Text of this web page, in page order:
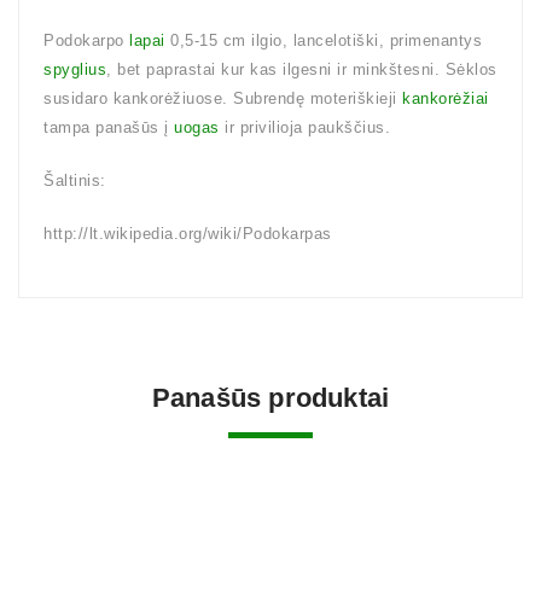
Podokarpo lapai 0,5-15 cm ilgio, lancelotiški, primenantys
spyglius, bet paprastai kur kas ilgesni ir minkštesni. Sėklos
susidaro kankorėžiuose. Subrendę moteriškieji kankorėžiai
tampa panašūs į uogas ir privilioja paukščius.
Šaltinis:
http://lt.wikipedia.org/wiki/Podokarpas
Panašūs produktai